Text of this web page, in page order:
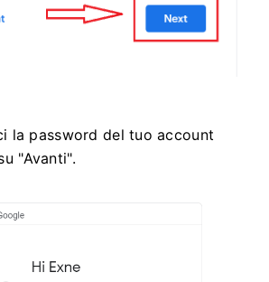
la password del tuo account
"Avanti".